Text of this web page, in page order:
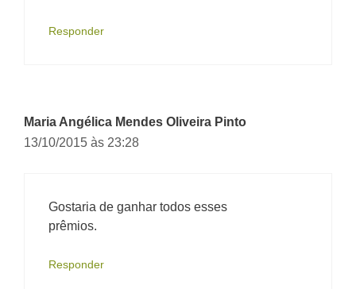
Responder
Maria Angélica Mendes Oliveira Pinto
13/10/2015 às 23:28
Gostaria de ganhar todos esses
prêmios.
Responder